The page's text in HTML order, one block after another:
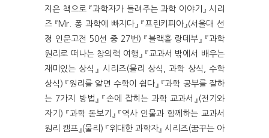
지은 책으로 『과학자가 들려주는 과학 이야기』 시리
즈 『Mr. 퐁 과학에 빠지다』 『프린키피아』(서울대 선
정 인문고전 50선 중 27번) 『블랙홀 랑데부』 『과학
원리로 떠나는 창의력 여행』 『교과서 밖에서 배우는
재미있는 상식』 시리즈(물리 상식, 과학 상식, 수학
상식) 『원리를 알면 수학이 쉽다』 『과학 공부를 잘하
는 7가지 방법』 『손에 잡히는 과학 교과서』(전기와
자기) 『과학 돋보기』 『역사 인물과 함께하는 교과서
원리 캠프』(물리) 『위대한 과학자』 시리즈(꿈꾸는 아